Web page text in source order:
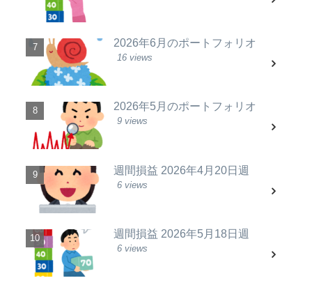
2026年6月のポートフォリオ
16 views
2026年5月のポートフォリオ
9 views
週間損益 2026年4月20日週
6 views
週間損益 2026年5月18日週
6 views